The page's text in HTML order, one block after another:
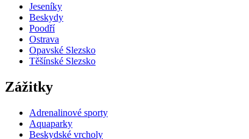
Jeseníky
Beskydy
Poodří
Ostrava
Opavské Slezsko
Těšínské Slezsko
Zážitky
Adrenalinové sporty
Aquaparky
Beskydské vrcholy